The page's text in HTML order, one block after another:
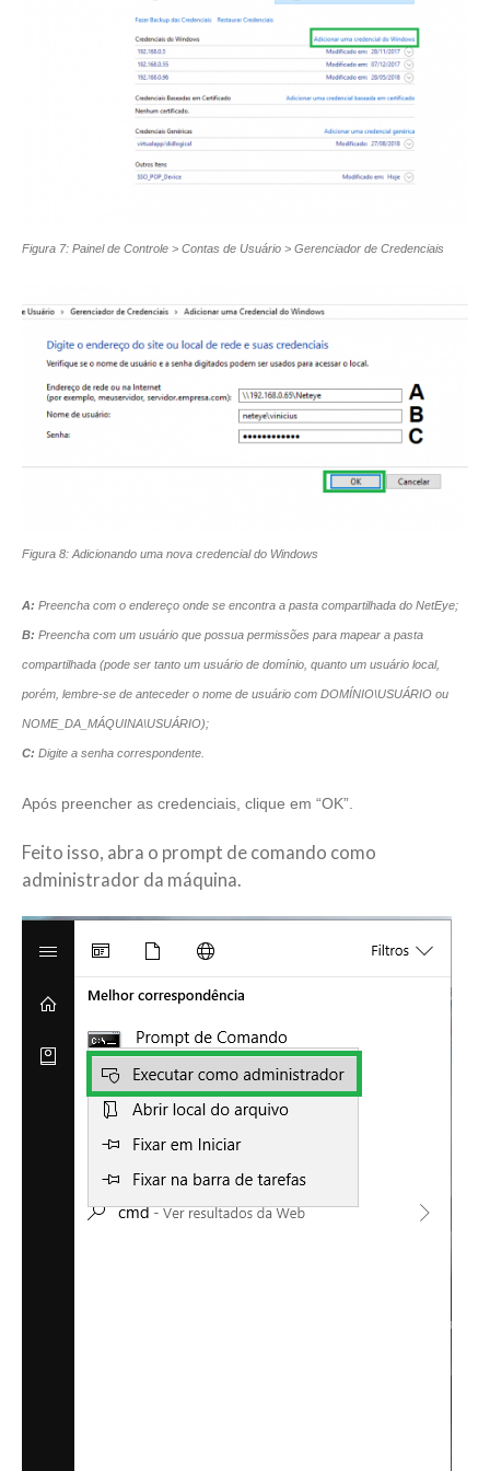
Figura 7: Painel de Controle > Contas de Usuário > Gerenciador de Credenciais
Figura 8: Adicionando uma nova credencial do Windows
A: Preencha com o endereço onde se encontra a pasta compartilhada do NetEye;
B: Preencha com um usuário que possua permissões para mapear a pasta
compartilhada (pode ser tanto um usuário de domínio, quanto um usuário local,
porém, lembre-se de anteceder o nome de usuário com DOMÍNIO\USUÁRIO ou
NOME_DA_MÁQUINA\USUÁRIO);
C: Digite a senha correspondente.
Após preencher as credenciais, clique em “OK”.
Feito isso, abra o prompt de comando como
administrador da máquina.